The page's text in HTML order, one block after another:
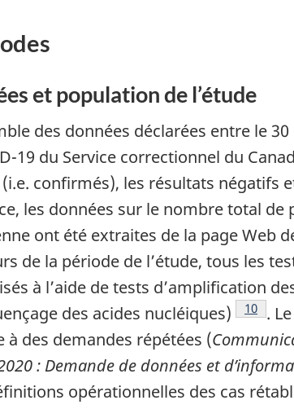
et population de l’étude
des données déclarées entre le
19 du Service correctionnel du
confirmés), les résultats négatifs
les données sur le nombre total de
ont été extraites de la page Web
de la période de l’étude, tous les
à l’aide de tests d’amplification
des acides nucléiques)
Note de
10 .
à des demandes répétées (
: Demande de données et
opérationnelles des cas